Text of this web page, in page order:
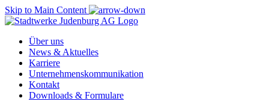
Skip to Main Content
Über uns
News & Aktuelles
Karriere
Unternehmenskommunikation
Kontakt
Downloads & Formulare